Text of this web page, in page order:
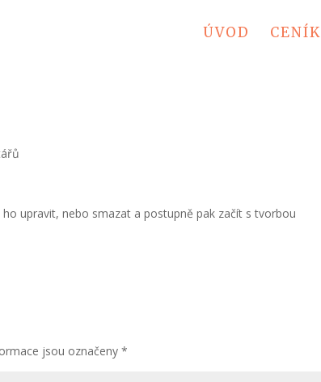
ÚVOD CENÍK
upravit, nebo smazat a postupně pak začít s tvorbou
jsou označeny*